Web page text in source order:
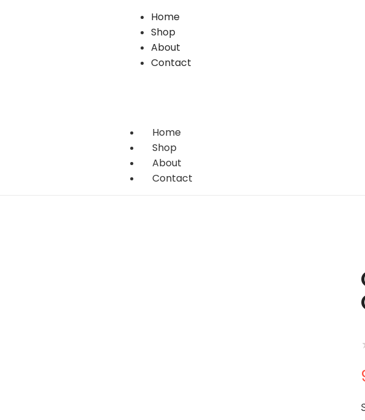
Home
Shop
About
Contact
Home
Shop
About
Contact